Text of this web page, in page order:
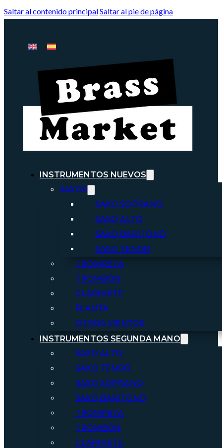
Saltar al contenido principalSaltar al pie de página
INSTRUMENTOS NUEVOS
SAXOS
SAXO SOPRANO
SAXO ALTO
SAXO BARITONO
SAXO TENOR
TROMPETA
TROMBÓN
CLARINETE
FLAUTA
OTROS VIENTOS
INSTRUMENTOS SEGUNDA MANO
SAXO ALTO
SAXO TENOR
SAXO SOPRANO
SAXO BARÍTONO
TROMPETA
TROMBÓN
CLARINETE